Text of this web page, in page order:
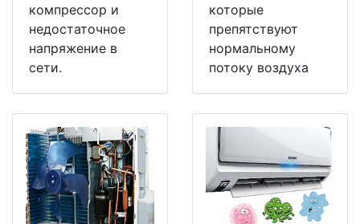
компрессор и
недостаточное
напряжение в
сети.
которые
препятствуют
нормальному
потоку воздуха